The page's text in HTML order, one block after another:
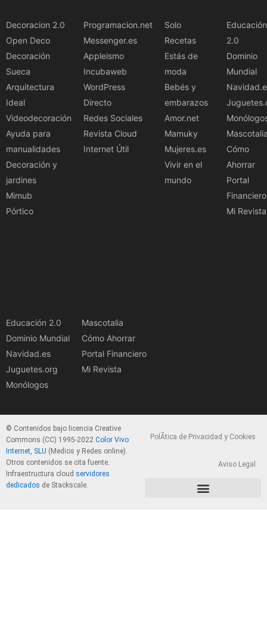
Decoracion 2.0
Open Deco
Decoración
Sueca
Arquitectura
Ideal
Videodecoración
Ayuda para
manualidades
Decoración y
jardines
Mimub
Pórtico
Programacion.net
Messenger.es
Appleismo
Incubaweb
WordPress
Directo
Redes Sociales
Revista Cloud
Internet Útil
Solo
Recetas
Estás de
moda
Bebés y
embarazos
Amor.net
Mamuky
Mujeres.es
Vivir en el
mundo
Educación
2.0
Dominio
Mundial
Cómo
Ahorrar
Portal
Financiero
Mi Revista
Educación 2.0
Dominio Mundial
Navidad.es
Juguetes.org
Monólogos
Mascotalia
Cómo Ahorrar
Portal Financiero
Mi Revista
© Contenidos bajo licencia Creative
Commons (CC) 1995-2022 Color Vivo
Internet, SLU (Medios y Redes online).
Otros contenidos se cita fuente.
Infraestructura cloud servidores
dedicados de Stackscale.
PolÃ­tica de Privacidad y Cookies
Aviso Legal